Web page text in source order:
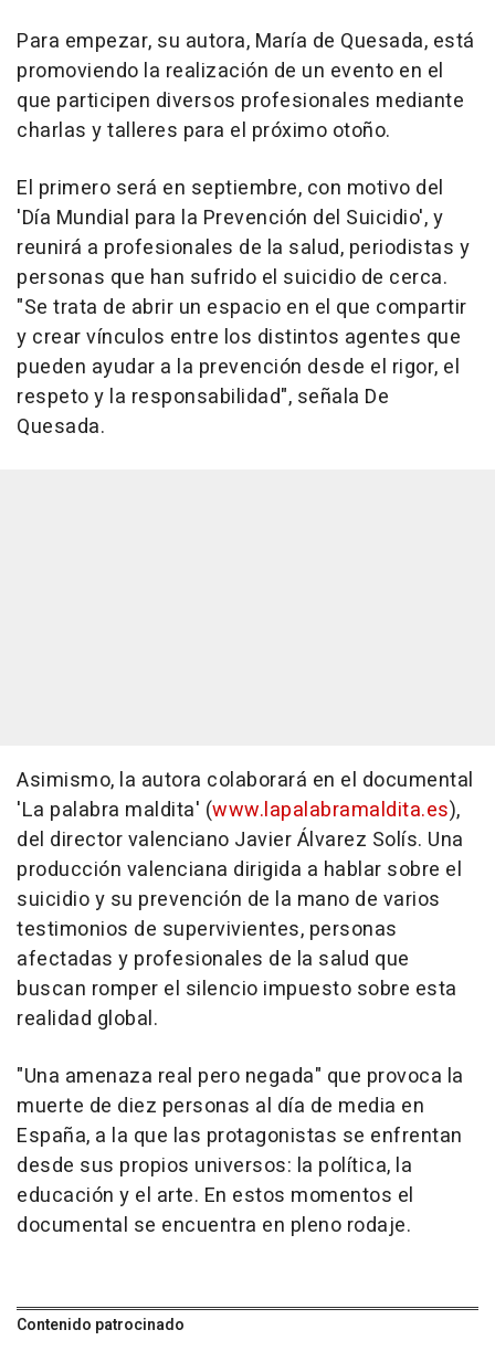
Para empezar, su autora, María de Quesada, está
promoviendo la realización de un evento en el
que participen diversos profesionales mediante
charlas y talleres para el próximo otoño.
El primero será en septiembre, con motivo del
'Día Mundial para la Prevención del Suicidio', y
reunirá a profesionales de la salud, periodistas y
personas que han sufrido el suicidio de cerca.
"Se trata de abrir un espacio en el que compartir
y crear vínculos entre los distintos agentes que
pueden ayudar a la prevención desde el rigor, el
respeto y la responsabilidad", señala De
Quesada.
Asimismo, la autora colaborará en el documental
'La palabra maldita' (www.lapalabramaldita.es),
del director valenciano Javier Álvarez Solís. Una
producción valenciana dirigida a hablar sobre el
suicidio y su prevención de la mano de varios
testimonios de supervivientes, personas
afectadas y profesionales de la salud que
buscan romper el silencio impuesto sobre esta
realidad global.
"Una amenaza real pero negada" que provoca la
muerte de diez personas al día de media en
España, a la que las protagonistas se enfrentan
desde sus propios universos: la política, la
educación y el arte. En estos momentos el
documental se encuentra en pleno rodaje.
Contenido patrocinado